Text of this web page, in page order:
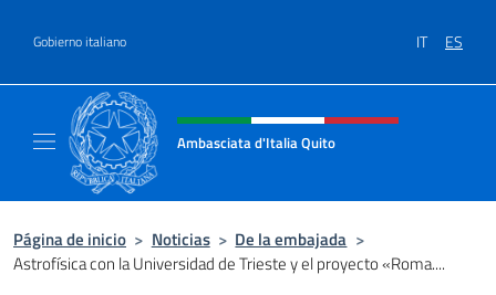
Gobierno italiano IT ES
Encabezado del sitio web,
Ambasciata d'Italia Quito
Página de inicio > Noticias > De la embajada >
Astrofísica con la Universidad de Trieste y el proyecto «Roma....